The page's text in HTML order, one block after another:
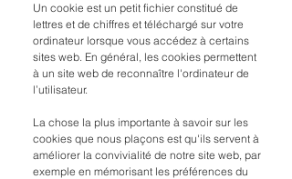
Un cookie est un petit fichier constitué de
lettres et de chiffres et téléchargé sur votre
ordinateur lorsque vous accédez à certains
sites web. En général, les cookies permettent
à un site web de reconnaître l'ordinateur de
l’utilisateur.
La chose la plus importante à savoir sur les
cookies que nous plaçons est qu'ils servent à
améliorer la convivialité de notre site web, par
exemple en mémorisant les préférences du